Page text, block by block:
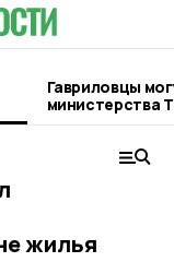
Гавриловцы
министерства
жилья